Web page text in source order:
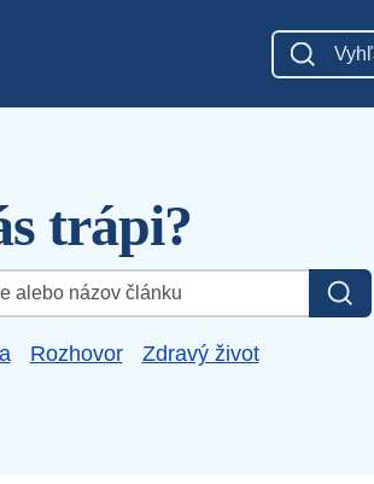
trápi?
Rozhovor Zdravý život